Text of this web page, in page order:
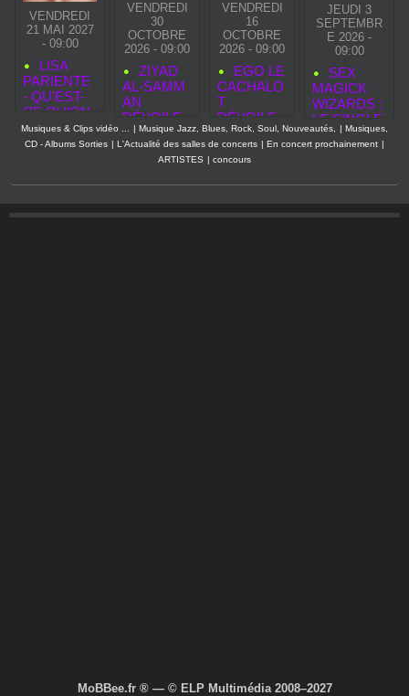
VENDREDI
21 MAI 2027
- 09:00
LISA
PARIENTE
- QU'EST-
CE QU'ON
SE
RESSEMB
VENDREDI
30
OCTOBRE
2026 - 09:00
ZIYAD
AL‑SAMM
AN
DÉVOILE
«
SECOND
TOUCH »,
AVANT LA
VENDREDI
16
OCTOBRE
2026 - 09:00
EGO LE
CACHALO
T
DÉVOILE
EGO LE
CACHALO
T PREND
JEUDI 3
SEPTEMBR
E 2026 -
09:00
SEX
MAGICK
WIZARDS :
LE SINGLE
“TRANSFO
RM”
UN ALBUM
POUR
Musiques & Clips vidéo ... | Musique Jazz, Blues, Rock, Soul, Nouveautés, | Musiques,
CD - Albums Sorties | L'Actualité des salles de concerts | En concert prochainement |
ARTISTES | concours
MoBBee.fr ® — © ELP Multimédia 2008–2027